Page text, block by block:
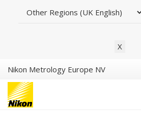
X
Nikon Metrology Europe NV